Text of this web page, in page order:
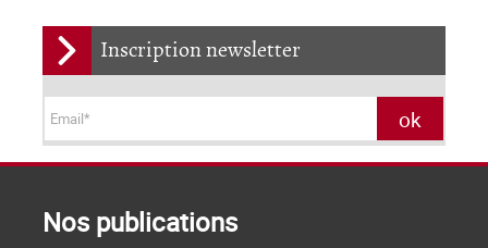
Inscription newsletter
Nos publications